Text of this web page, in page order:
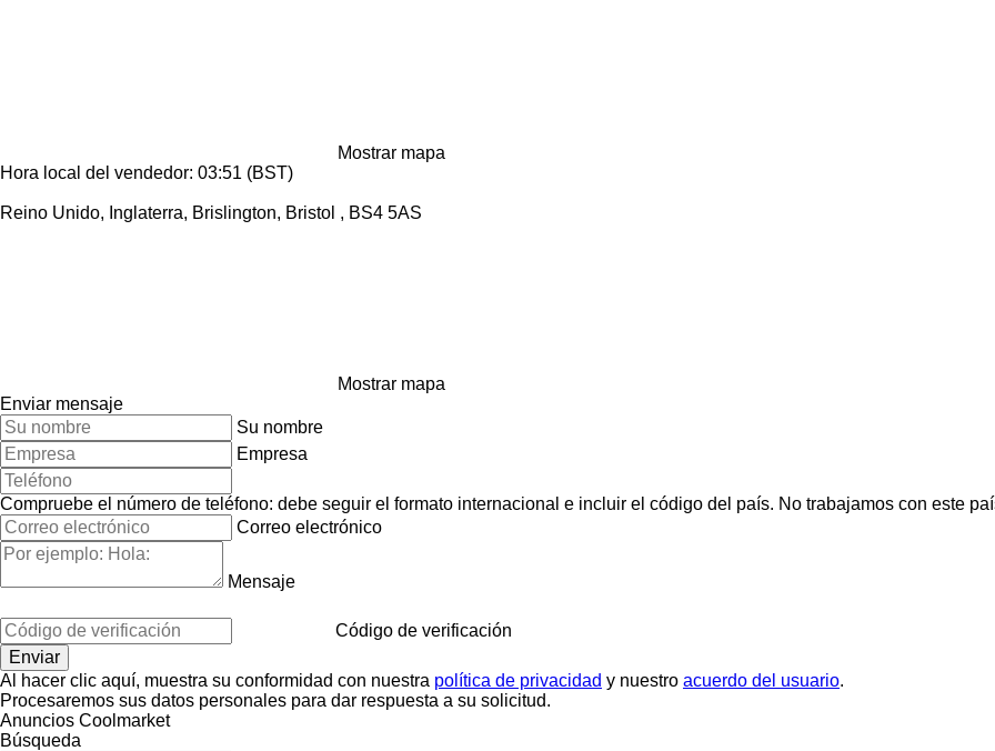
Mostrar mapa
Hora local del vendedor: 03:51 (BST)
Reino Unido, Inglaterra, Brislington, Bristol , BS4 5AS
Mostrar mapa
Enviar mensaje
Su nombre
Empresa
Compruebe el número de teléfono: debe seguir el formato internacional e incluir el código del país. No trabajamos con este
Correo electrónico
Mensaje
Código de verificación
Al hacer clic aquí, muestra su conformidad con nuestra política de privacidad y nuestro acuerdo del usuario.
Procesaremos sus datos personales para dar respuesta a su solicitud.
Anuncios Coolmarket
Búsqueda